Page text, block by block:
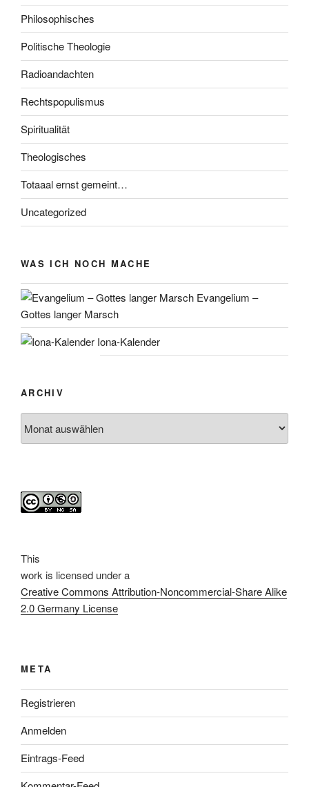
Philosophisches
Politische Theologie
Radioandachten
Rechtspopulismus
Spiritualität
Theologisches
Totaaal ernst gemeint…
Uncategorized
WAS ICH NOCH MACHE
Evangelium –
Gottes langer Marsch
Iona-Kalender
ARCHIV
This
work is licensed under a
Creative Commons Attribution-Noncommercial-Share Alike
2.0 Germany License
META
Registrieren
Anmelden
Eintrags-Feed